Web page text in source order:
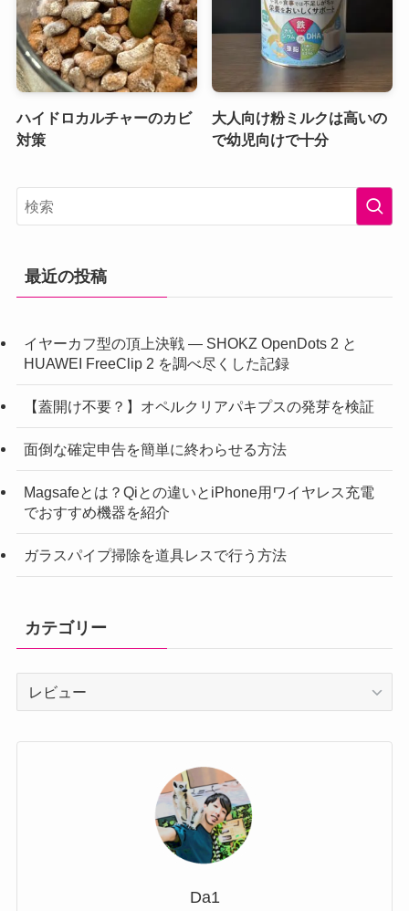
ハイドロカルチャーのカビ
対策
大人向け粉ミルクは高いの
で幼児向けで十分
最近の投稿
イヤーカフ型の頂上決戦 ― SHOKZ OpenDots 2 と
HUAWEI FreeClip 2 を調べ尽くした記録
【蓋開け不要？】オペルクリアパキプスの発芽を検証
面倒な確定申告を簡単に終わらせる方法
Magsafeとは？Qiとの違いとiPhone用ワイヤレス充電
でおすすめ機器を紹介
ガラスパイプ掃除を道具レスで行う方法
カテゴリー
Da1